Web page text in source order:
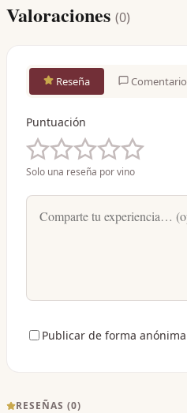
Valoraciones (0)
Reseña Comentario
Puntuación
Solo una reseña por vino
Publicar de forma anónima
RESEÑAS (0)